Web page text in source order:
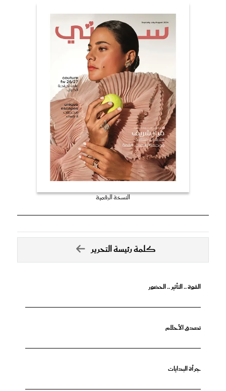
النسخة الرقمية
كلمة رئيسة التحرير
القوة .. التأثير .. الحضور
تصدق الأحلام
جرأة البدايات